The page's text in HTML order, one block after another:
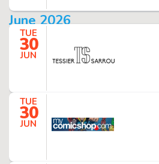
June 2026
TUE
30
JUN
TUE
30
JUN